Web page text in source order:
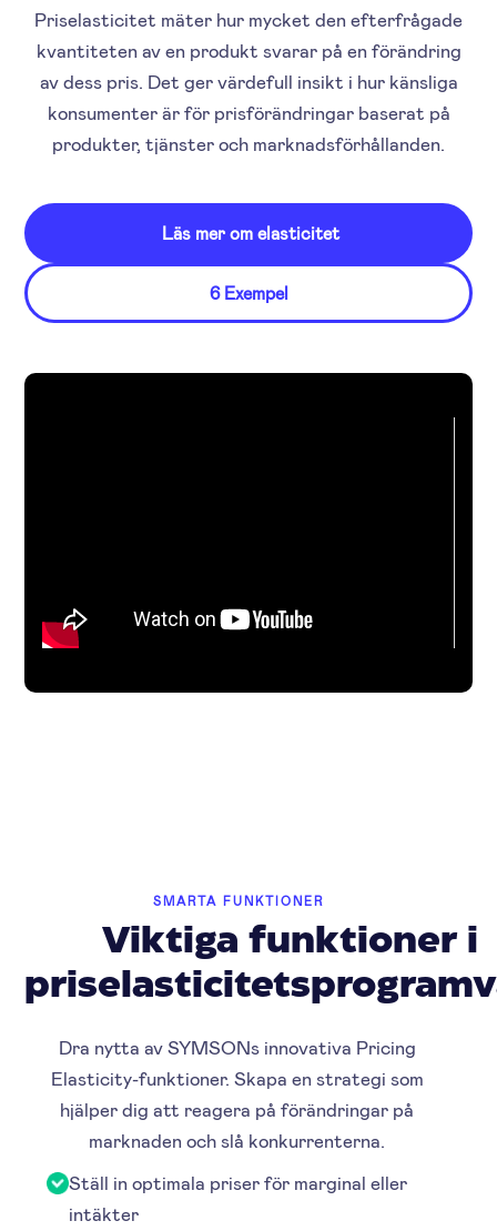
Priselasticitet mäter hur mycket den efterfrågade
kvantiteten av en produkt svarar på en förändring
av dess pris. Det ger värdefull insikt i hur känsliga
konsumenter är för prisförändringar baserat på
produkter, tjänster och marknadsförhållanden.
Läs mer om elasticitet
6 Exempel
SMARTA FUNKTIONER
Viktiga funktioner i
Dra nytta av SYMSONs innovativa Pricing
Elasticity-funktioner. Skapa en strategi som
hjälper dig att reagera på förändringar på
marknaden och slå konkurrenterna.
Ställ in optimala priser för marginal eller
intäkter